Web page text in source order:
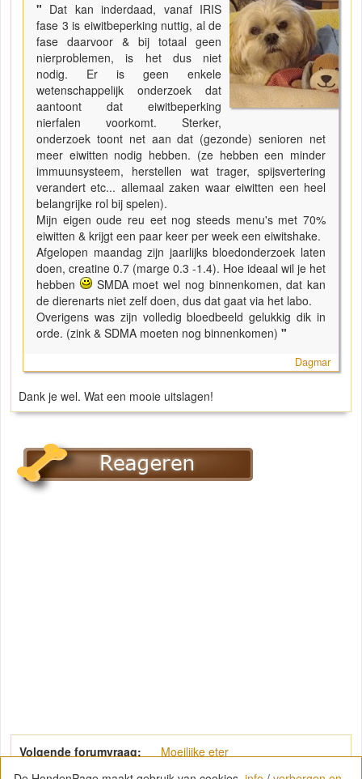
" Dat kan inderdaad, vanaf IRIS
fase 3 is eiwitbeperking nuttig, al de
fase daarvoor & bij totaal geen
nierproblemen, is het dus niet
nodig. Er is geen enkele
wetenschappelijk onderzoek dat
aantoont dat eiwitbeperking
nierfalen voorkomt. Sterker,
onderzoek toont net aan dat (gezonde) senioren net
meer eiwitten nodig hebben. (ze hebben een minder
immuunsysteem, herstellen wat trager, spijsvertering
verandert etc... allemaal zaken waar eiwitten een heel
belangrijke rol bij spelen).
Mijn eigen oude reu eet nog steeds menu's met 70%
eiwitten & krijgt een paar keer per week een eiwitshake.
Afgelopen maandag zijn jaarlijks bloedonderzoek laten
doen, creatine 0.7 (marge 0.3 -1.4). Hoe ideaal wil je het
hebben
SMDA moet wel nog binnenkomen, dat kan
de dierenarts niet zelf doen, dus dat gaat via het labo.
Overigens was zijn volledig bloedbeeld gelukkig dik in
orde. (zink & SDMA moeten nog binnenkomen) "
Dagmar
Dank je wel. Wat een mooie uitslagen!
Volgende forumvraag:
Moeilijke eter